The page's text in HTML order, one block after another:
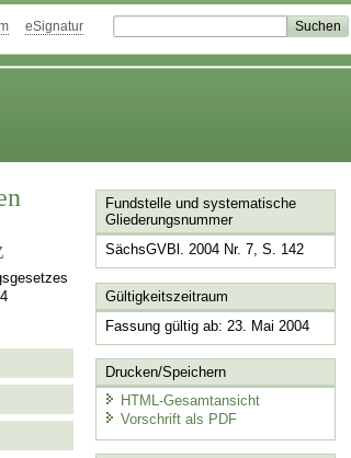
eSignatur
Fundstelle und systematische
Gliederungsnummer
SächsGVBl. 2004 Nr. 7, S. 142
Gültigkeitszeitraum
Fassung gültig ab: 23. Mai 2004
Drucken/Speichern
HTML-Gesamtansicht
Vorschrift als PDF